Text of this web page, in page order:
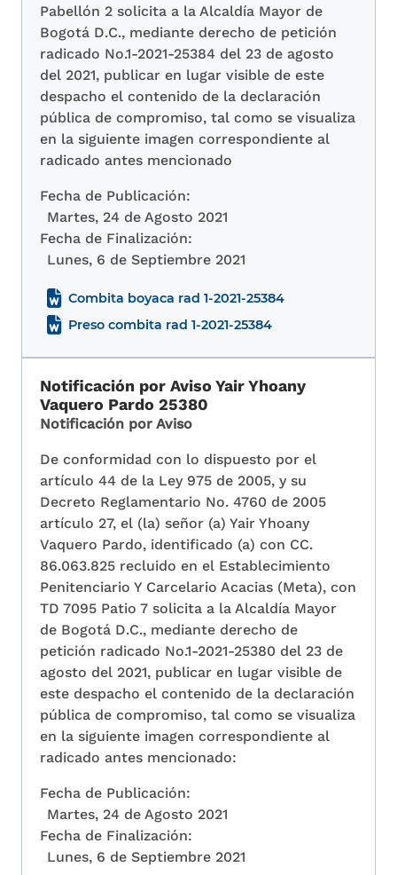
Pabellón 2 solicita a la Alcaldía Mayor de
Bogotá D.C., mediante derecho de petición
radicado No.1-2021-25384 del 23 de agosto
del 2021, publicar en lugar visible de este
despacho el contenido de la declaración
pública de compromiso, tal como se visualiza
en la siguiente imagen correspondiente al
radicado antes mencionado
Fecha de Publicación:
Martes, 24 de Agosto 2021
Fecha de Finalización:
Lunes, 6 de Septiembre 2021
Combita boyaca rad 1-2021-25384
Preso combita rad 1-2021-25384
Notificación por Aviso Yair Yhoany
Vaquero Pardo 25380
Notificación por Aviso
De conformidad con lo dispuesto por el
artículo 44 de la Ley 975 de 2005, y su
Decreto Reglamentario No. 4760 de 2005
artículo 27, el (la) señor (a) Yair Yhoany
Vaquero Pardo, identificado (a) con CC.
86.063.825 recluido en el Establecimiento
Penitenciario Y Carcelario Acacias (Meta), con
TD 7095 Patio 7 solicita a la Alcaldía Mayor
de Bogotá D.C., mediante derecho de
petición radicado No.1-2021-25380 del 23 de
agosto del 2021, publicar en lugar visible de
este despacho el contenido de la declaración
pública de compromiso, tal como se visualiza
en la siguiente imagen correspondiente al
radicado antes mencionado:
Fecha de Publicación:
Martes, 24 de Agosto 2021
Fecha de Finalización:
Lunes, 6 de Septiembre 2021